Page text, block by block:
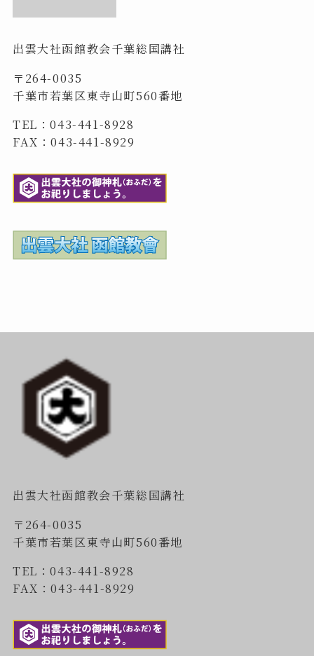
出雲大社函館教会千葉総国講社
〒264-0035
千葉市若葉区東寺山町560番地
TEL：043-441-8928
FAX：043-441-8929
出雲大社函館教会千葉総国講社
〒264-0035
千葉市若葉区東寺山町560番地
TEL：043-441-8928
FAX：043-441-8929